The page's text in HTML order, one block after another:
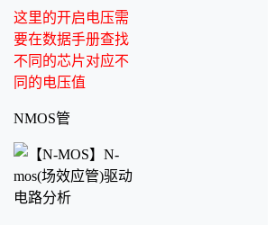
这里的开启电压需
要在数据手册查找
不同的芯片对应不
同的电压值
NMOS管